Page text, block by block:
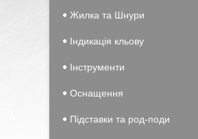
Жилка та Шнури
Індикація кльову
Інструменти
Оснащення
Підставки та род-поди